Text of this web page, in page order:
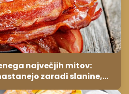
največjih mitov:
zaradi slanine,
ki ga imamo vsi radi